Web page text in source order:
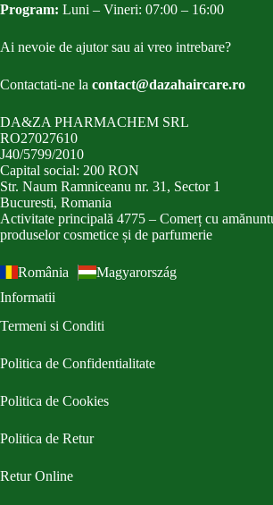
Program: Luni – Vineri: 07:00 – 16:00
Ai nevoie de ajutor sau ai vreo intrebare?
Contactati-ne la contact@dazahaircare.ro
DA&ZA PHARMACHEM SRL
RO27027610
J40/5799/2010
Capital social: 200 RON
Str. Naum Ramniceanu nr. 31, Sector 1
Bucuresti, Romania
Activitate principală 4775 – Comerț cu
produselor cosmetice și de parfumerie
România
Magyarország
Informatii
Termeni si Conditi
Politica de Confidentialitate
Politica de Cookies
Politica de Retur
Retur Online